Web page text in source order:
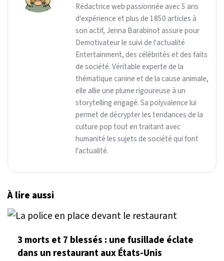
Rédactrice web passionnée avec 5 ans
d'expérience et plus de 1850 articles à
son actif, Jenna Barabinot assure pour
Demotivateur le suivi de l'actualité
Entertainment, des célébrités et des faits
de société. Véritable experte de la
thématique canine et de la cause animale,
elle allie une plume rigoureuse à un
storytelling engagé. Sa polyvalence lui
permet de décrypter les tendances de la
culture pop tout en traitant avec
humanité les sujets de société qui font
l'actualité.
À lire aussi
3 morts et 7 blessés : une fusillade éclate
dans un restaurant aux États-Unis